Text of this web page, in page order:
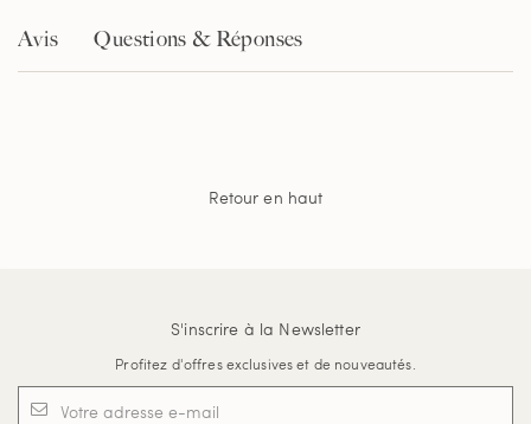
Avis Questions & Réponses
Retour en haut
S'inscrire à la Newsletter
Profitez d'offres exclusives et de nouveautés.